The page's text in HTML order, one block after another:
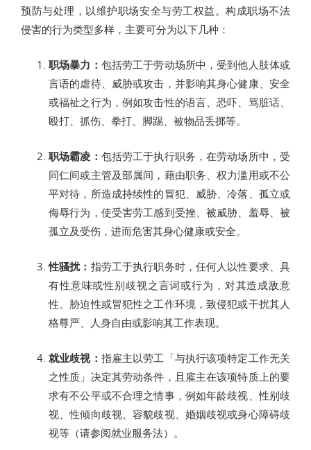
预防与处理，以维护职场安全与劳工权益。构成职场不法
侵害的行为类型多样，主要可分为以下几种：
职场暴力： 包括劳工于劳动场所中，受到他人肢体或
言语的虐待、威胁或攻击，并影响其身心健康、安全
或福祉之行为，例如攻击性的语言、恐吓、骂脏话、
殴打、抓伤、拳打、脚踢、被物品丢掷等。
职场霸凌： 包括劳工于执行职务，在劳动场所中，受
同仁间或主管及部属间，藉由职务、权力滥用或不公
平对待，所造成持续性的冒犯、威胁、冷落、孤立或
侮辱行为，使受害劳工感到受挫、被威胁、羞辱、被
孤立及受伤，进而危害其身心健康或安全。
性骚扰： 指劳工于执行职务时，任何人以性要求、具
有性意味或性别歧视之言词或行为，对其造成敌意
性、胁迫性或冒犯性之工作环境，致侵犯或干扰其人
格尊严、人身自由或影响其工作表现。
就业歧视： 指雇主以劳工「与执行该项特定工作无关
之性质」决定其劳动条件，且雇主在该项特质上的要
求有不公平或不合理之情事，例如年龄歧视、性别歧
视、性倾向歧视、容貌歧视、婚姻歧视或身心障碍歧
视等（请参阅就业服务法）。